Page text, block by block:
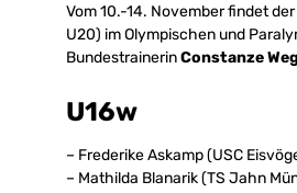
Vom 10.-14. November findet
U20) im Olympischen und
BundestrainerinConstanze
U16w
– Frederike Askamp (USC
– Mathilda Blanarik (TS Jahn